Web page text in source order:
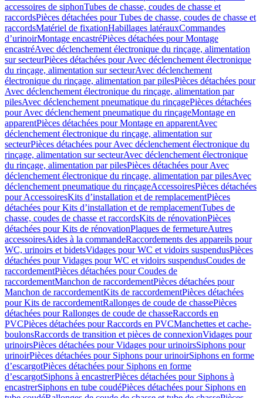
accessoires de siphonTubes de chasse, coudes de chasse et
raccordsPièces détachées pour Tubes de chasse, coudes de chasse et
raccordsMatériel de fixationHabillages latérauxCommandes
dʼurinoirMontage encastréPièces détachées pour Montage
encastréAvec déclenchement électronique du rinçage, alimentation
sur secteurPièces détachées pour Avec déclenchement électronique
du rinçage, alimentation sur secteurAvec déclenchement
électronique du rinçage, alimentation par pilesPièces détachées pour
Avec déclenchement électronique du rinçage, alimentation par
pilesAvec déclenchement pneumatique du rinçagePièces détachées
pour Avec déclenchement pneumatique du rinçageMontage en
apparentPièces détachées pour Montage en apparentAvec
déclenchement électronique du rinçage, alimentation sur
secteurPièces détachées pour Avec déclenchement électronique du
rinçage, alimentation sur secteurAvec déclenchement électronique
du rinçage, alimentation par pilesPièces détachées pour Avec
déclenchement électronique du rinçage, alimentation par pilesAvec
déclenchement pneumatique du rinçageAccessoiresPièces détachées
pour AccessoiresKits d’installation et de remplacementPièces
détachées pour Kits d’installation et de remplacementTubes de
chasse, coudes de chasse et raccordsKits de rénovationPièces
détachées pour Kits de rénovationPlaques de fermetureAutres
accessoiresAides à la commandeRaccordements des appareils pour
WC, urinoirs et bidetsVidages pour WC et vidoirs suspendusPièces
détachées pour Vidages pour WC et vidoirs suspendusCoudes de
raccordementPièces détachées pour Coudes de
raccordementManchon de raccordementPièces détachées pour
Manchon de raccordementKits de raccordementPièces détachées
pour Kits de raccordementRallonges de coude de chassePièces
détachées pour Rallonges de coude de chasseRaccords en
PVCPièces détachées pour Raccords en PVCManchettes et cache-
boulonsRaccords de transition et pièces de connexionVidages pour
urinoirsPièces détachées pour Vidages pour urinoirsSiphons pour
urinoirPièces détachées pour Siphons pour urinoirSiphons en forme
d’escargotPièces détachées pour Siphons en forme
d’escargotSiphons à encastrerPièces détachées pour Siphons à
encastrerSiphons en tube coudéPièces détachées pour Siphons en